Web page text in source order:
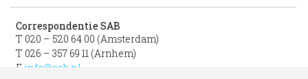
Correspondentie SAB
T 020 – 520 64 00 (Amsterdam)
T 026 – 357 69 11 (Arnhem)
E info@sab.nl